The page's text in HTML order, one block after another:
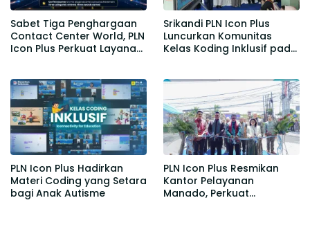
Sabet Tiga Penghargaan
Contact Center World, PLN
Icon Plus Perkuat Layanan
Srikandi PLN Icon Plus
Luncurkan Komunitas
Kelas Koding Inklusif pada
PLN Icon Plus Hadirkan
Materi Coding yang Setara
bagi Anak Autisme
PLN Icon Plus Resmikan
Kantor Pelayanan
Manado, Perkuat